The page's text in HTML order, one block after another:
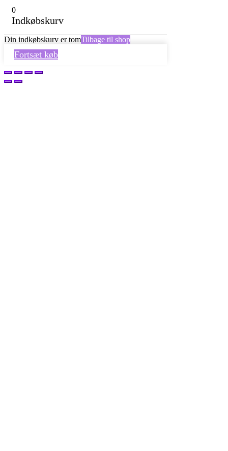
0
Indkøbskurv
Din indkøbskurv er tomTilbage til shop
Fortsæt køb